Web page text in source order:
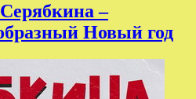
–
Новый год